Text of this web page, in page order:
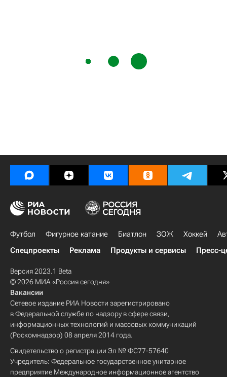
Футбол Фигурное катание Биатлон ЗОЖ Хоккей
Спецпроекты
Реклама Продукты и сервисы Пресс-
Версия 2023.1 Beta
© 2026 МИА «Россия сегодня»
Вакансии
Сетевое издание РИА Новости зарегистрировано
в Федеральной службе по надзору в сфере связи,
информационных технологий и массовых коммуникаций
(Роскомнадзор) 08 апреля 2014 года.
Свидетельство о регистрации Эл № ФС77-57640
Учредитель: Федеральное государственное унитарное
предприятие Международное информационное агентство